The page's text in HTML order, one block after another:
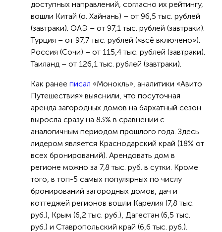
доступных направлений, согласно их рейтингу,
вошли Китай (о. Хайнань) – от 96,5 тыс. рублей
(завтраки). ОАЭ – от 97,1 тыс. рублей (завтраки).
Турция – от 97,7 тыс. рублей («всё включено»).
Россия (Сочи) – от 115,4 тыс. рублей (завтраки).
Таиланд – от 126,1 тыс. рублей (завтраки).
Как ранее писал «Монокль», аналитики «Авито
Путешествия» выяснили, что посуточная
аренда загородных домов на бархатный сезон
выросла сразу на 83% в сравнении с
аналогичным периодом прошлого года. Здесь
лидером является Краснодарский край (18% от
всех бронирований). Арендовать дом в
регионе можно за 7,8 тыс. руб. в сутки. Кроме
того, в топ-5 самых популярных по числу
бронирований загородных домов, дач и
коттеджей регионов вошли Карелия (7,8 тыс.
руб.), Крым (6,2 тыс. руб.), Дагестан (6,5 тыс.
руб.) и Ставропольский край (6,6 тыс. руб.).